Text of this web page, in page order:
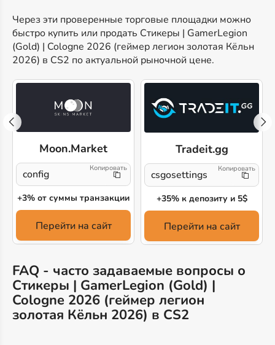
Через эти проверенные торговые площадки можно
быстро купить или продать Стикеры | GamerLegion
(Gold) | Cologne 2026 (геймер легион золотая Кёльн
2026) в CS2 по актуальной рыночной цене.
Moon.Market
config
+3% от суммы транзакции
Перейти на сайт
Tradeit.gg
csgosettings
+35% к депозиту и 5$
Перейти на сайт
FAQ - часто задаваемые вопросы о
Стикеры | GamerLegion (Gold) |
Cologne 2026 (геймер легион
золотая Кёльн 2026) в CS2